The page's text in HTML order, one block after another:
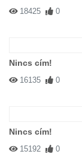
18425 0
Nincs cím!
16135 0
Nincs cím!
15192 0